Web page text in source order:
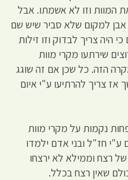
המוות וזו לא אשמתו. אבל
אבן למקום שלא סביר שיש שם
היה צריך לבדוק וזו זילות
שירתעו מקרי מוות
הזה. כל שכן אם זה שוגג
אז צריך להרתיעו ע"י איום
נקמות על מקרי מוות
חז"ל ובני אדם ילמדו
של רצח וממילא לא ירצחו
שאין רצח בכלל.